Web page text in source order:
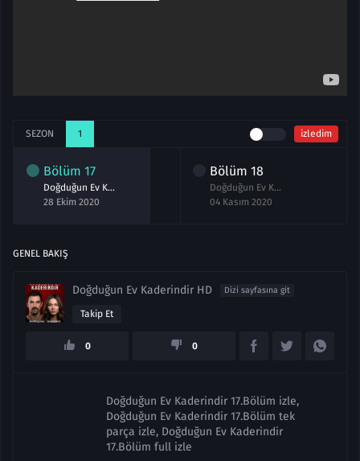
SEZON 1 izledim
Bölüm 17
Doğduğun Ev Kaderindir 17.Bölüm izle
28 Ekim 2020
Bölüm 18
Doğduğun Ev Kaderindir 18.Bölüm izle
04 Kasım 2020
GENEL BAKIŞ
Doğduğun Ev Kaderindir HD Dizi sayfasına git
Takip Et
0 0
Doğduğun Ev Kaderindir 17.Bölüm izle,
Doğduğun Ev Kaderindir 17.Bölüm tek
parça izle, Doğduğun Ev Kaderindir
17.Bölüm full izle